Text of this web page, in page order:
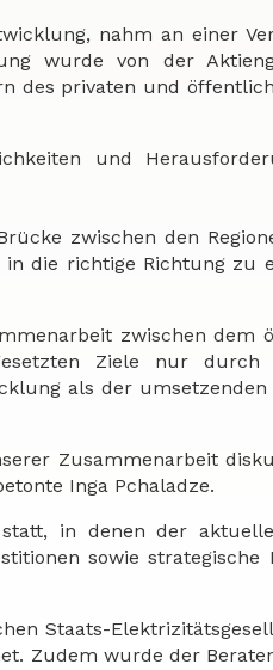
nahm an einer
wurde von der
des privaten und
und
zwischen den
die richtige Richtung zu
zwischen dem
Ziele nur durch
als der umsetzenden
Zusammenarbeit
Inga Pchaladze.
statt, in denen der
sowie strategische
Staats-
Zudem wurde der